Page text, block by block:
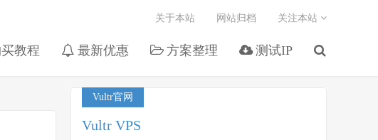
教程 最新优惠 方案整理 测试IP
关于本站 网站归档 关注本站
Vultr官网
Vultr VPS